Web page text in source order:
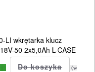
LI wkrętarka klucz
50 2x5,0Ah L-CASE
(w